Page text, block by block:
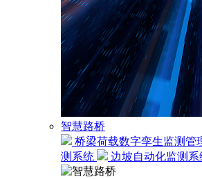
智慧路桥
桥梁荷载数字孪生监测管
测系统
边坡自动化监测系